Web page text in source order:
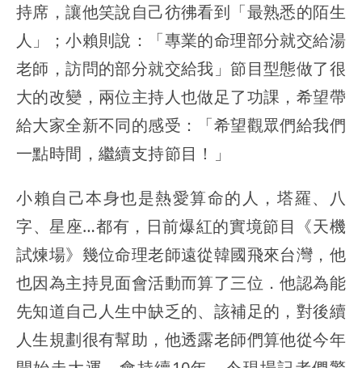
持席，讓他笑說自己彷彿看到「最熟悉的陌生
人」；小賴則說：「專業的命理部分就交給湯
老師，訪問的部分就交給我」節目型態做了很
大的改變，兩位主持人也做足了功課，希望帶
給大家全新不同的感受：「希望觀眾們給我們
一點時間，繼續支持節目！」
小賴自己本身也是熱愛算命的人，塔羅、八
字、星座…都有，日前爆紅的實境節目《天機
試煉場》幾位命理老師遠從韓國飛來台灣，他
也因為主持見面會活動而算了三位．他認為能
先知道自己人生中缺乏的、該補足的，對後續
人生規劃很有幫助，他透露老師們算他從今年